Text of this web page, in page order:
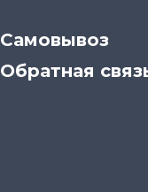
Самовывоз
Обратная